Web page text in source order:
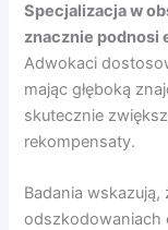
Specjalizacja w
znacznie podnosi
Adwokaci
mając głęboką
skutecznie
rekompensaty.
Badania
odszkodowaniach